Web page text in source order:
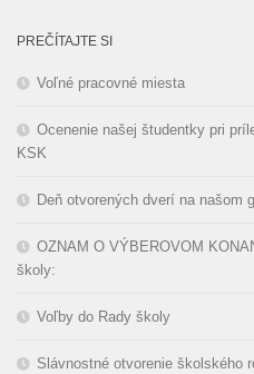
PREČÍTAJTE SI
Voľné pracovné miesta
Ocenenie našej študentky pri
KSK
Deň otvorených dverí na našom
OZNAM O VÝBEROVOM
školy:
Voľby do Rady školy
Slávnostné otvorenie školského